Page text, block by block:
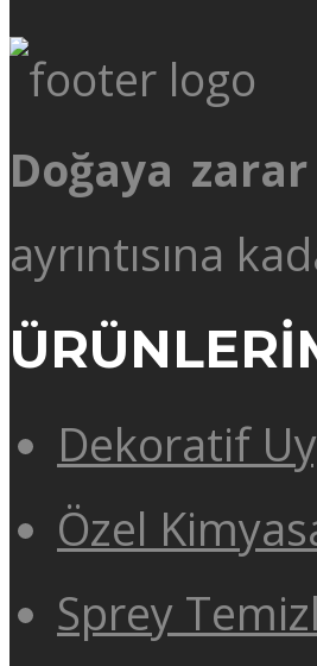
Doğaya
ayrıntısına
Dekoratif
Özel
Sprey